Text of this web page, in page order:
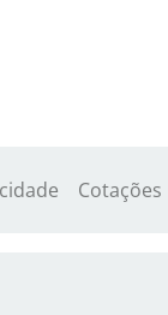
Cotações